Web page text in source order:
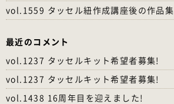
vol.1559 タッセル紐作成講座後の作品集
最近のコメント
vol.1237 タッセルキット希望者募集!
vol.1237 タッセルキット希望者募集!
vol.1438 16周年目を迎えました!